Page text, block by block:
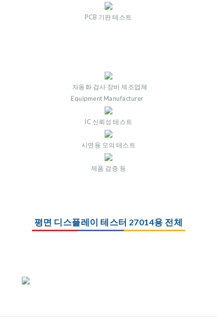
PCB 기판 테스트
자동화 검사 장비 제조업체
Equipment Manufacturer
IC 신뢰성 테스트
시연용 모의 테스트
제품 검증 등
평면 디스플레이 테스터 27014용 전체